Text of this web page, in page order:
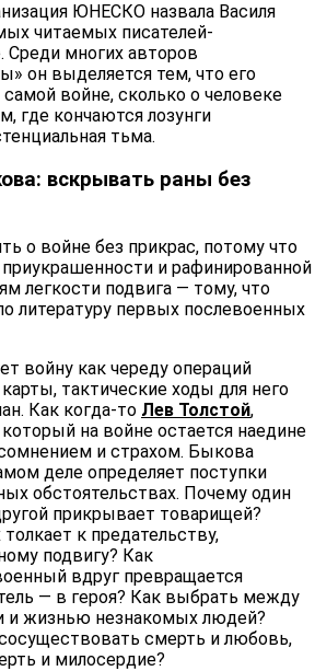
ЮНЕСКО назвала Василя
читаемых писателей-
многих авторов
он выделяется тем, что его
войне, сколько о человеке
где кончаются лозунги
тьма.
вскрывать раны без
о войне без прикрас, потому что
и рафинированной
легкости подвига — тому, что
литературу первых послевоенных
войну как череду операций
тактические ходы для него
Как когда-то Лев Толстой,
который на войне остается наедине
и страхом. Быкова
деле определяет поступки
обстоятельствах. Почему один
прикрывает товарищей?
к предательству,
подвигу? Как
вдруг превращается
— в героя? Как выбрать между
и жизнью незнакомых людей?
смерть и любовь,
и милосердие?